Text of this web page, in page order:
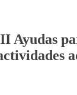
Ayudas